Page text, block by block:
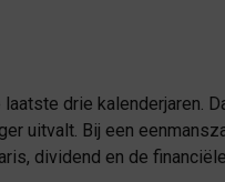
drie kalenderjaren.
uitvalt. Bij een
dividend en de